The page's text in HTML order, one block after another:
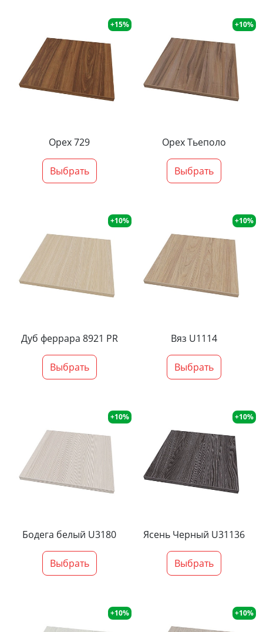
+15%
Орех 729
Выбрать
+10%
Орех Тьеполо
Выбрать
+10%
Дуб феррара 8921 PR
Выбрать
+10%
Вяз U1114
Выбрать
+10%
Бодега белый U3180
Выбрать
+10%
Ясень Черный U31136
Выбрать
+10% +10%